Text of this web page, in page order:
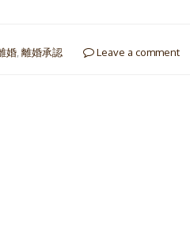
婚 離婚承認 Leave a comment